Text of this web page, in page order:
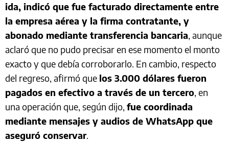
ida, indicó que fue facturado directamente entre
la empresa aérea y la firma contratante, y
abonado mediante transferencia bancaria, aunque
aclaró que no pudo precisar en ese momento el monto
exacto y que debía corroborarlo. En cambio, respecto
del regreso, afirmó que los 3.000 dólares fueron
pagados en efectivo a través de un tercero, en
una operación que, según dijo, fue coordinada
mediante mensajes y audios de WhatsApp que
aseguró conservar.